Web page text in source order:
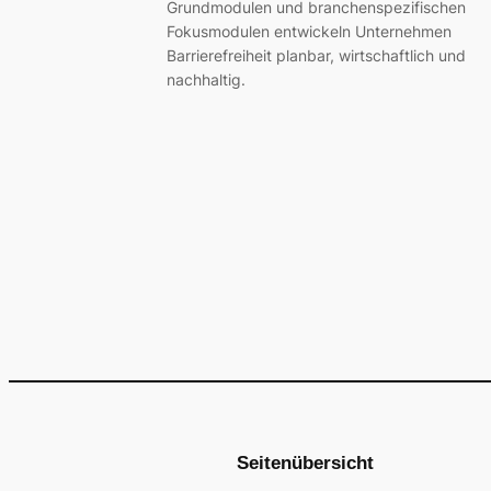
Grundmodulen und branchenspezifischen
Fokusmodulen entwickeln Unternehmen
Barrierefreiheit planbar, wirtschaftlich und
nachhaltig.
Seitenübersicht